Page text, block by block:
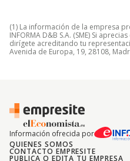
(1) La información de la empresa
INFORMA D&B S.A. (SME) Si
dirígete acreditando tu
Avenida de Europa, 19, 28108,
Información ofrecida por
QUIENES SOMOS
CONTACTO EMPRESITE
PUBLICA O EDITA TU EMPRESA